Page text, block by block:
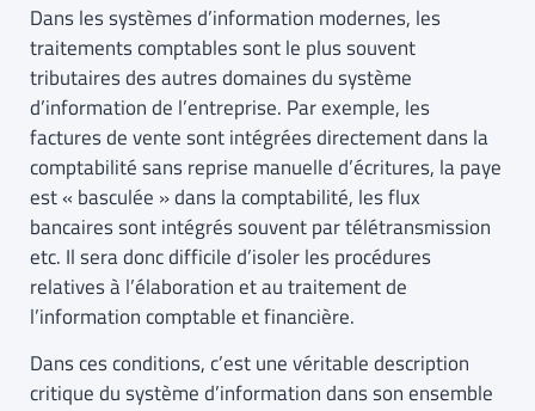
Dans les systèmes d’information modernes, les
traitements comptables sont le plus souvent
tributaires des autres domaines du système
d’information de l’entreprise. Par exemple, les
factures de vente sont intégrées directement dans la
comptabilité sans reprise manuelle d’écritures, la paye
est « basculée » dans la comptabilité, les flux
bancaires sont intégrés souvent par télétransmission
etc. Il sera donc difficile d’isoler les procédures
relatives à l’élaboration et au traitement de
l’information comptable et financière.
Dans ces conditions, c’est une véritable description
critique du système d’information dans son ensemble